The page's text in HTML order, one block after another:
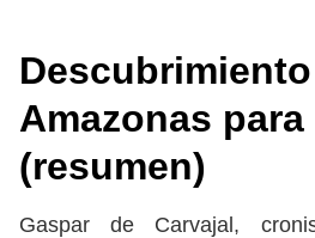
Amazonas
(resumen)
Gaspar de Carvajal,